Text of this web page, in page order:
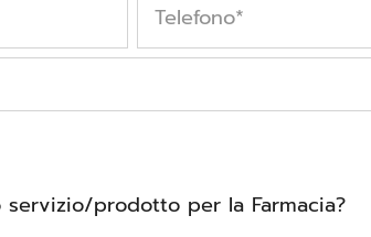
Telefono*
prodotto per la Farmacia?